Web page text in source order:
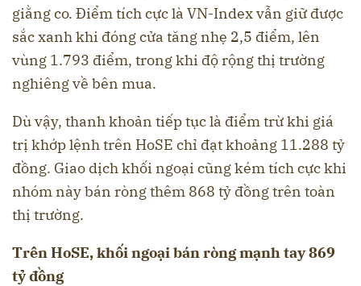
giằng co. Điểm tích cực là VN-Index vẫn giữ được
sắc xanh khi đóng cửa tăng nhẹ 2,5 điểm, lên
vùng 1.793 điểm, trong khi độ rộng thị trường
nghiêng về bên mua.
Dù vậy, thanh khoản tiếp tục là điểm trừ khi giá
trị khớp lệnh trên HoSE chỉ đạt khoảng 11.288 tỷ
đồng. Giao dịch khối ngoại cũng kém tích cực khi
nhóm này bán ròng thêm 868 tỷ đồng trên toàn
thị trường.
Trên HoSE, khối ngoại bán ròng mạnh tay 869
tỷ đồng